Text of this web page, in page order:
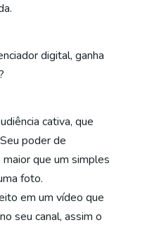
digital, ganha
cativa, que
poder de
que um simples
foto.
em um vídeo que
seu canal, assim o